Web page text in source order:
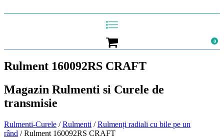
0
Rulment 160092RS CRAFT
Magazin Rulmenti si Curele de
transmisie
Rulmenti-Curele /Rulmenti /Rulmenți radiali cu bile pe un
rând / Rulment 160092RS CRAFT